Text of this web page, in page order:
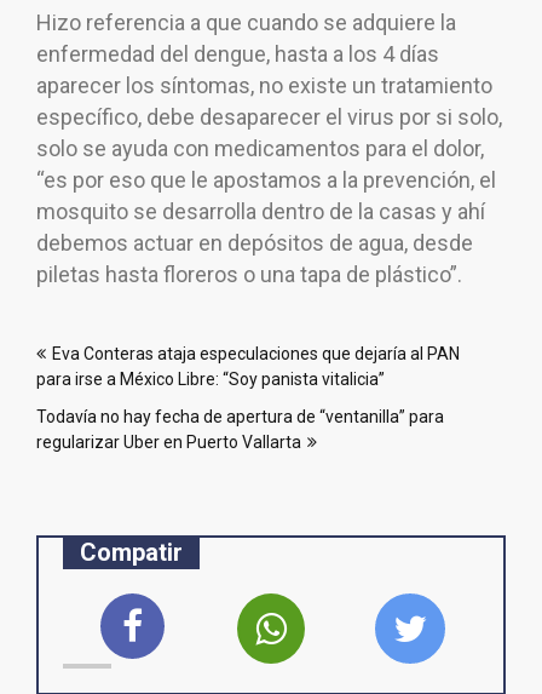
Hizo referencia a que cuando se adquiere la
enfermedad del dengue, hasta a los 4 días
aparecer los síntomas, no existe un tratamiento
específico, debe desaparecer el virus por si solo,
solo se ayuda con medicamentos para el dolor,
“es por eso que le apostamos a la prevención, el
mosquito se desarrolla dentro de la casas y ahí
debemos actuar en depósitos de agua, desde
piletas hasta floreros o una tapa de plástico”.
de
entradas
Eva Conteras ataja especulaciones que dejaría al PAN
para irse a México Libre: “Soy panista vitalicia”
Todavía no hay fecha de apertura de “ventanilla” para
regularizar Uber en Puerto Vallarta
Compatir